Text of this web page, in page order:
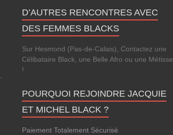
D’AUTRES RENCONTRES AVEC
DES FEMMES BLACKS
Sur Hesmond (Pas-de-Calais), Contactez une
Célibataire Black, une Belle Afro ou une Métisse
!
POURQUOI REJOINDRE JACQUIE
ET MICHEL BLACK ?
Paiement Totalement Sécurisé